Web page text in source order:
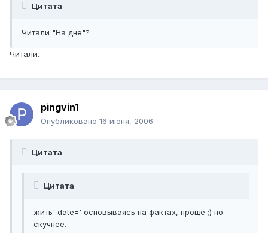
Цитата
Читали "На дне"?
Читали.
pingvin1
Опубликовано 16 июня, 2006
Цитата
Цитата
жить' date=' основываясь на фактах, проще ;) но
скучнее.